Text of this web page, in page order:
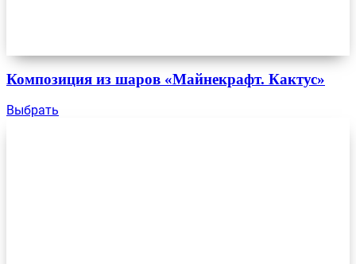
Композиция из шаров «Майнекрафт. Кактус»
Выбрать